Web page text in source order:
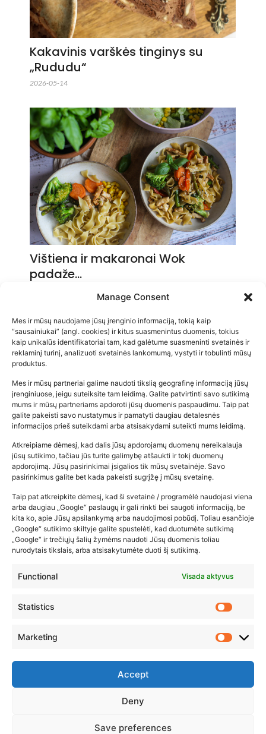
Manage Consent
Mes ir mūsų naudojame jūsų įrenginio informaciją, tokią kaip
“sausainiukai” (angl. cookies) ir kitus suasmenintus duomenis, tokius
kaip unikalūs identifikatoriai tam, kad galėtume suasmeninti svetainės ir
reklaminį turinį, analizuoti svetainės lankomumą, vystyti ir tobulinti mūsų
produktus.
Mes ir mūsų partneriai galime naudoti tikslią geografinę informaciją jūsų
įrenginiuose, jeigu suteiksite tam leidimą. Galite patvirtinti savo sutikimą
mums ir mūsų partneriams apdoroti jūsų duomenis paspaudimu. Taip pat
galite pakeisti savo nustatymus ir pamatyti daugiau detalesnės
informacijos prieš suteikdami arba atsisakydami suteikti mums leidimą.
Atkreipiame dėmesį, kad dalis jūsų apdorojamų duomenų nereikalauja
jūsų sutikimo, tačiau jūs turite galimybę atšaukti ir tokį duomenų
apdorojimą. Jūsų pasirinkimai įsigalios tik mūsų svetainėje. Savo
pasirinkimus galite bet kada pakeisti sugrįžę į mūsų svetainę.
Taip pat atkreipkite dėmesį, kad ši svetainė / programėlė naudojasi viena
arba daugiau „Google“ paslaugų ir gali rinkti bei saugoti informaciją, be
kita ko, apie Jūsų apsilankymą arba naudojimosi pobūdį. Toliau esančioje
„Google“ sutikimo skiltyje galite spustelėti, kad duotumėte sutikimą
„Google“ ir trečiųjų šalių žymėms naudoti Jūsų duomenis toliau
nurodytais tikslais, arba atsisakytumėte duoti šį sutikimą.
Functional Visada aktyvus
Statistics
Marketing
Accept
Deny
Save preferences
Kakavinis varškės tinginys su
„Rududu“
2026-05-14
Vištiena ir makaronai Wok
padaže…
Populiariausios parduotuvės
kūdikių tyrelės –…
2026-02-22
© 2023 ZUIKIO RECEPTAI VISOS TEISĖS SAUGOMOS